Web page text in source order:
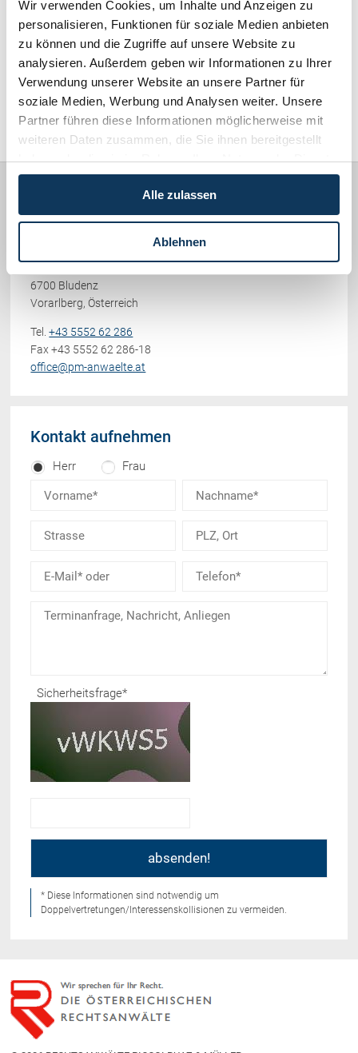
Wir verwenden Cookies, um Inhalte und Anzeigen zu
personalisieren, Funktionen für soziale Medien anbieten
zu können und die Zugriffe auf unsere Website zu
analysieren. Außerdem geben wir Informationen zu Ihrer
Verwendung unserer Website an unsere Partner für
soziale Medien, Werbung und Analysen weiter. Unsere
Partner führen diese Informationen möglicherweise mit
weiteren Daten zusammen, die Sie ihnen bereitgestellt
haben oder die sie im Rahmen Ihrer Nutzung der Dienste
gesammelt haben.
Alle zulassen
Ablehnen
Checklisten: Haus-, Wohnungs- und
Grundstückkauf
Checkliste: Immobilienertragssteuer
Checkliste: Mietvertrag
Checkliste: GmbH-Gründung
Checkliste: Gewerbeanm. durch jur.
Person
Kontakt
Schadenersatz / Schmerzensgeld / Gewährleistung (417)
Familienrecht / Eherecht / Erbrecht (169)
Sonstiges (478)
Rechtsanwälte
6700 Bludenz
Vorarlberg, Österreich
Tel.+43 5552 62 286
Fax +43 5552 62 286-18
office@pm-anwaelte.at
Kontakt aufnehmen
Herr Frau
Sicherheitsfrage*
* Diese Informationen sind notwendig um
Doppelvertretungen/Interessenskollisionen zu vermeiden.